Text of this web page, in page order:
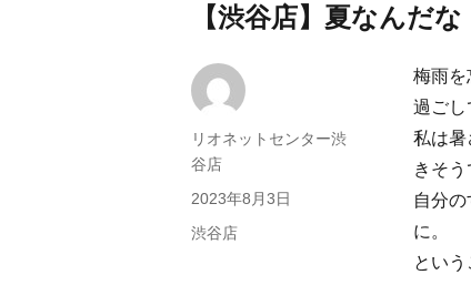
【渋谷店】夏なんだな
梅雨を
過ごし
私は暑
きそう
自分
に。
とい
投
稿
者
リオネットセンター渋
谷店
投
稿
2023年8月3日
カ
渋谷店